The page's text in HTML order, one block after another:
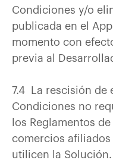
Condiciones y/o
publicada en el
momento con
previa al
7.4 La rescisión de
Condiciones no
los Reglamentos
comercios
utilicen la Solución.